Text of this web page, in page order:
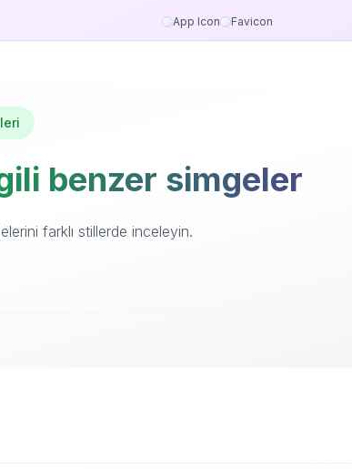
App Icon Favicon
benzer simgeler
farklı stillerde inceleyin.